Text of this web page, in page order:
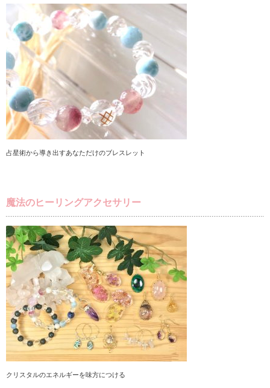
占星術から導き出すあなただけのブレスレット
魔法のヒーリングアクセサリー
クリスタルのエネルギーを味方につける